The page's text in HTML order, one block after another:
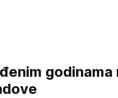
godinama